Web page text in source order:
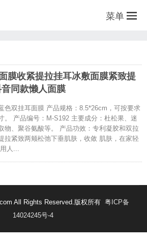
菜单
膜收紧提拉挂耳冰敷面膜紧致提
同款懒人面膜
色双挂耳面膜 产品规格：8.5*26cm，可按要求
。 产品编号：M-S192 主要成分：杜松果、迷
物、聚谷氨酸等。 产品功效：专利凝胶和双拉
拉紧致两颊松弛下垂肌肤，收敛 肌肤，在家轻
人...
All Rights Reserved.版权所有 粤ICP备
14024245号-4